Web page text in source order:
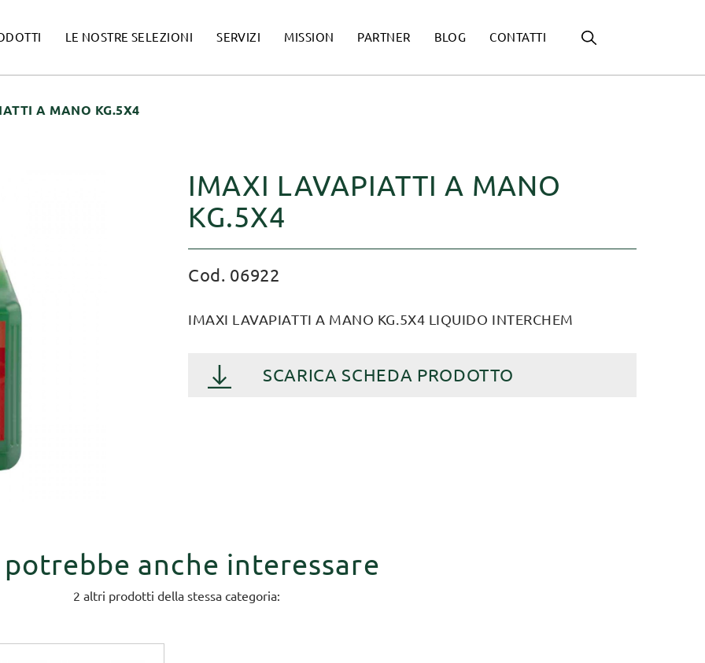
LE NOSTRE SELEZIONI SERVIZI MISSION PARTNER BLOG CONTATTI
A MANO KG.5X4
IMAXI LAVAPIATTI A MANO
KG.5X4
Cod. 06922
IMAXI LAVAPIATTI A MANO KG.5X4 LIQUIDO INTERCHEM
SCARICA SCHEDA PRODOTTO
potrebbe anche interessare
2 altri prodotti della stessa categoria: